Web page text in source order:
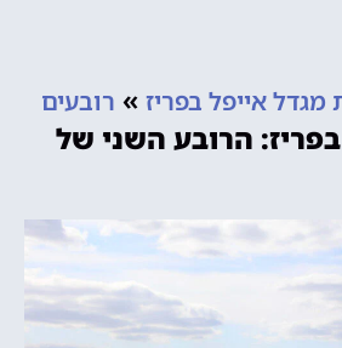
מגדל אייפל בפריז » רובעים
רובע 2 בפריז: הרובע השני של